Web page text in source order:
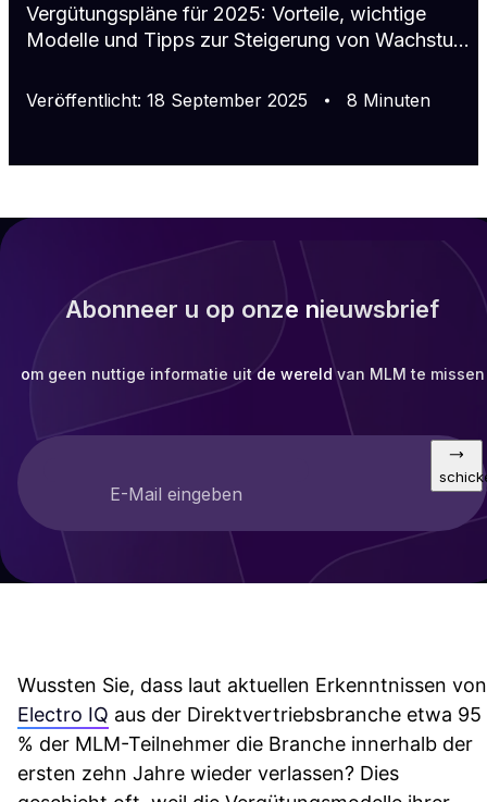
Vergütungspläne für 2025: Vorteile, wichtige
Modelle und Tipps zur Steigerung von Wachstum
Veröffentlicht: 18 September 2025 8 Minuten
Abonneer u op onze nieuwsbrief
om geen nuttige informatie uit de wereld van MLM te missen
E-Mail eingeben
Wussten Sie, dass laut aktuellen Erkenntnissen von
Electro IQ aus der Direktvertriebsbranche etwa 95
% der MLM-Teilnehmer die Branche innerhalb der
ersten zehn Jahre wieder verlassen? Dies